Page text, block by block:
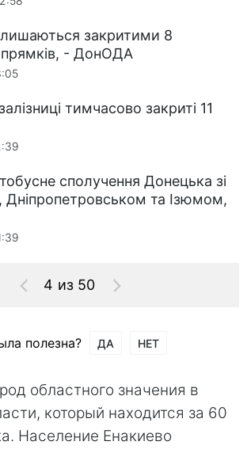
закритими 8
- ДонОДА
тимчасово закриті 11
сполучення Донецька зі
та Ізюмом,
4 из 50
полезна? ДА НЕТ
областного значения в
который находится за 60
Население Енакиево